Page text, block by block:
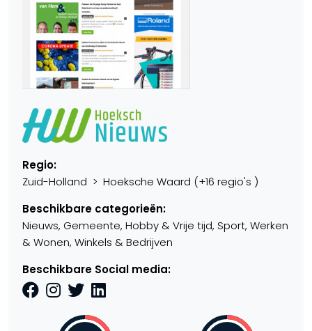
Regio:
Zuid-Holland > Hoeksche Waard (+16 regio's )
Beschikbare categorieën:
Nieuws, Gemeente, Hobby & Vrije tijd, Sport, Werken
& Wonen, Winkels & Bedrijven
Beschikbare Social media: